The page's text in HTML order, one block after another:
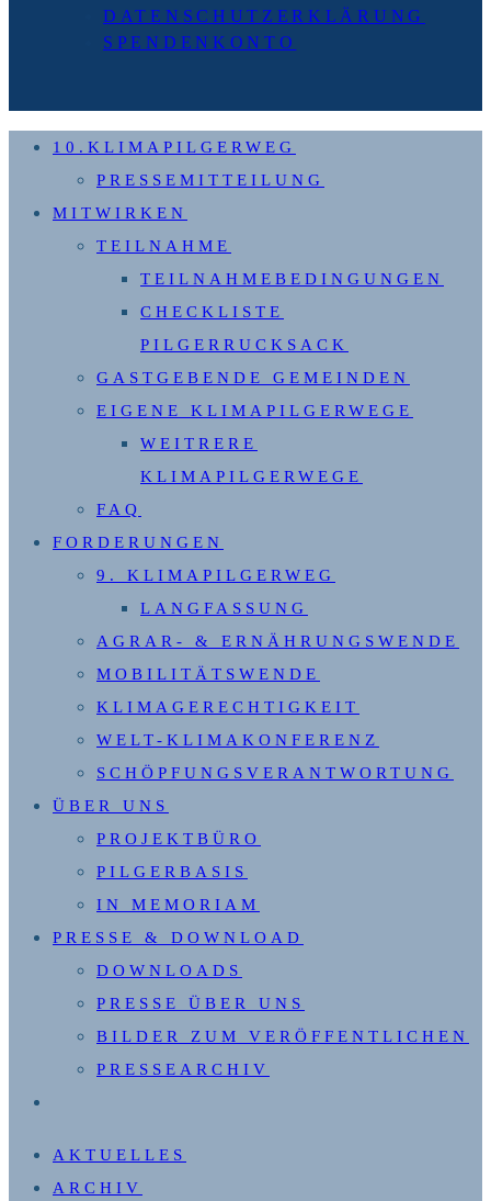
DATENSCHUTZERKLÄRUNG
SPENDENKONTO
10.KLIMAPILGERWEG
PRESSEMITTEILUNG
MITWIRKEN
TEILNAHME
TEILNAHMEBEDINGUNGEN
CHECKLISTE
PILGERRUCKSACK
GASTGEBENDE GEMEINDEN
EIGENE KLIMAPILGERWEGE
WEITRERE
KLIMAPILGERWEGE
FAQ
FORDERUNGEN
9. KLIMAPILGERWEG
LANGFASSUNG
AGRAR- & ERNÄHRUNGSWENDE
MOBILITÄTSWENDE
KLIMAGERECHTIGKEIT
WELT-KLIMAKONFERENZ
SCHÖPFUNGSVERANTWORTUNG
ÜBER UNS
PROJEKTBÜRO
PILGERBASIS
IN MEMORIAM
PRESSE & DOWNLOAD
DOWNLOADS
PRESSE ÜBER UNS
BILDER ZUM VERÖFFENTLICHEN
PRESSEARCHIV
UMSCHALTEN
AKTUELLES
ARCHIV